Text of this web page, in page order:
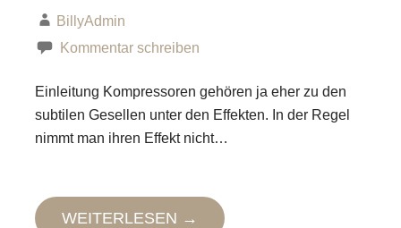
BillyAdmin
Kommentar schreiben
Einleitung Kompressoren gehören ja eher zu den
subtilen Gesellen unter den Effekten. In der Regel
nimmt man ihren Effekt nicht…
WEITERLESEN →